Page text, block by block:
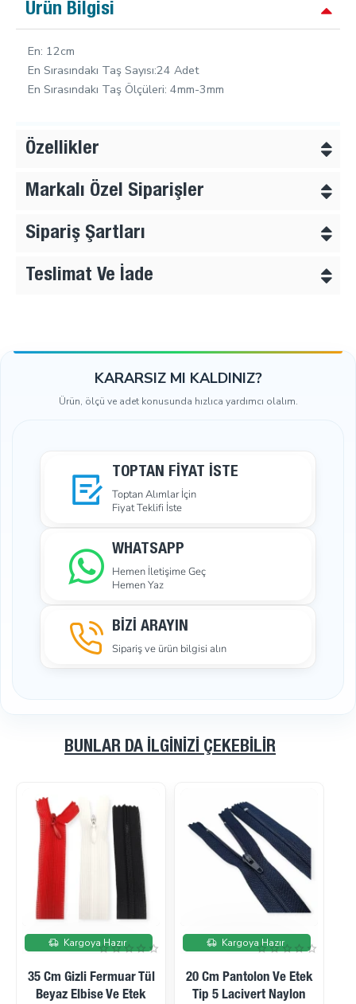
Ürün Bilgisi
En: 12cm
En Sırasındakı Taş Sayısı:24 Adet
En Sırasındakı Taş Ölçüleri: 4mm-3mm
Özellikler
Markalı Özel Siparişler
Sipariş Şartları
Teslimat Ve İade
KARARSIZ MI KALDINIZ?
Ürün, ölçü ve adet konusunda hızlıca yardımcı olalım.
TOPTAN FIYAT İSTE
Toptan Alımlar İçin
Fiyat Teklifi İste
WHATSAPP
Hemen İletişime Geç
Hemen Yaz
BİZİ ARAYIN
Sipariş ve ürün bilgisi alın
BUNLAR DA İLGINIZI ÇEKEBILIR
İndirimde
Kargoya Hazır
20 Cm Pantolon Ve Etek
Tip 5 Lacivert Naylon
İndirimde
Kargoya Hazır
15 Mm Paslanmaz Çıtçıt
Düğme Seti – 4 Renk